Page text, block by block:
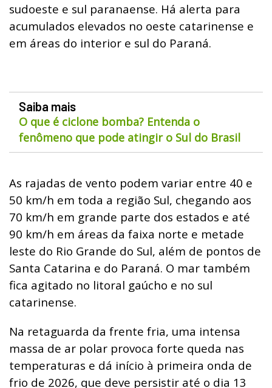
sudoeste e sul paranaense. Há alerta para
acumulados elevados no oeste catarinense e
em áreas do interior e sul do Paraná.
Saiba mais
O que é ciclone bomba? Entenda o
fenômeno que pode atingir o Sul do Brasil
As rajadas de vento podem variar entre 40 e
50 km/h em toda a região Sul, chegando aos
70 km/h em grande parte dos estados e até
90 km/h em áreas da faixa norte e metade
leste do Rio Grande do Sul, além de pontos de
Santa Catarina e do Paraná. O mar também
fica agitado no litoral gaúcho e no sul
catarinense.
Na retaguarda da frente fria, uma intensa
massa de ar polar provoca forte queda nas
temperaturas e dá início à primeira onda de
frio de 2026, que deve persistir até o dia 13